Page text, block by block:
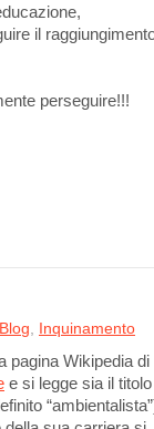
il
perseguire!!!
Blog, Inquinamento
pagina Wikipedia di
e si legge sia il titolo